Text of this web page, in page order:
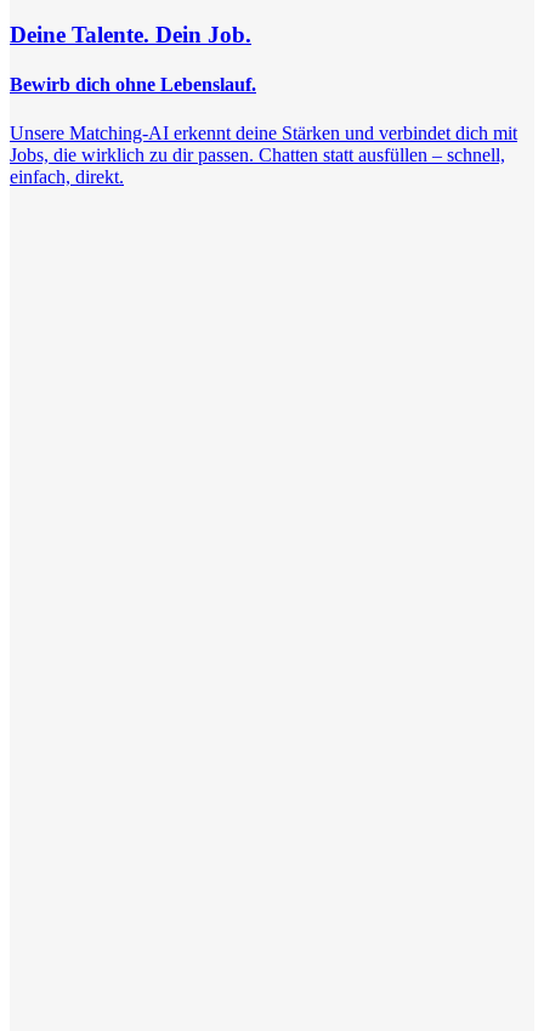
Deine Talente. Dein Job.
Bewirb dich ohne Lebenslauf.
Unsere Matching-AI erkennt deine Stärken und verbindet dich mit
Jobs, die wirklich zu dir passen. Chatten statt ausfüllen – schnell,
einfach, direkt.